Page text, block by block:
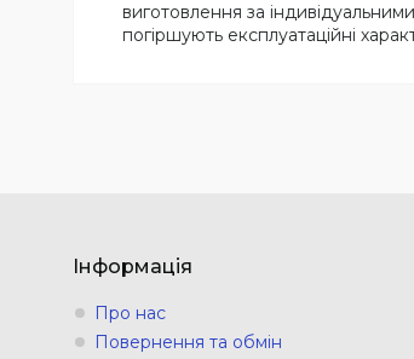
виготовлення за
погіршують експлуатаційні
Інформація
Про нас
Повернення та обмін